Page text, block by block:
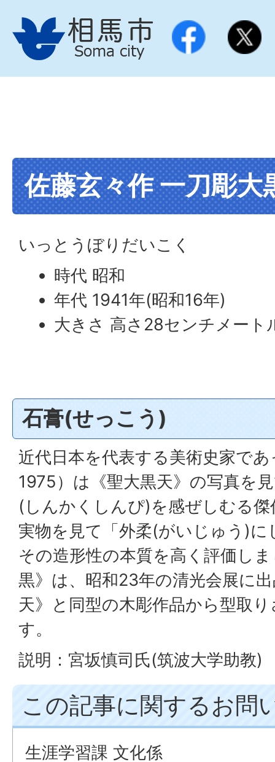
佐藤玄々作 一刀彫大
いっとうぼりだいこく
時代 昭和
年代 1941年(昭和16年)
大きさ 高さ28センチメート
石膏(せっこう)
近代日本を代表する美術史家で
1975）は《聖大黒天》の写真を
(しんかくしんぴ)を感ぜしむる
実物を見て「外柔(がいじゅう)
その造形性の本質を高く評価し
黒》は、昭和23年の清光会展に
天》と同型の木彫作品から型取
す。
説明：宮坂慎司氏(筑波大学助教)
この記事に関するお問
生涯学習課 文化係